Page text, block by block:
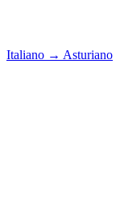
Italiano → Asturiano